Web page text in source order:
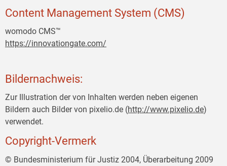
Content Management System (CMS)
womodo CMS™
https://innovationgate.com/
Bildernachweis:
Zur Illustration der von Inhalten werden neben eigenen
Bildern auch Bilder von pixelio.de (http://www.pixelio.de)
verwendet.
Copyright-Vermerk
© Bundesministerium für Justiz 2004, Überarbeitung 2009